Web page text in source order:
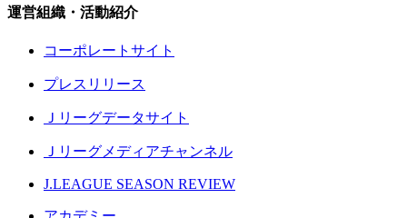
運営組織・活動紹介
コーポレートサイト
プレスリリース
Ｊリーグデータサイト
Ｊリーグメディアチャンネル
J.LEAGUE SEASON REVIEW